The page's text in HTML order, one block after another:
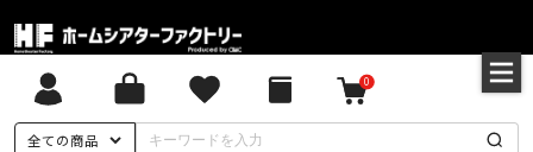
全ての商品
0